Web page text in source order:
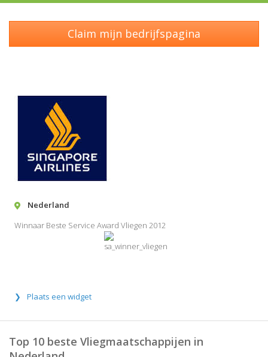
Claim mijn bedrijfspagina
Nederland
Winnaar Beste Service Award Vliegen 2012
Plaats een widget
Top 10 beste Vliegmaatschappijen in